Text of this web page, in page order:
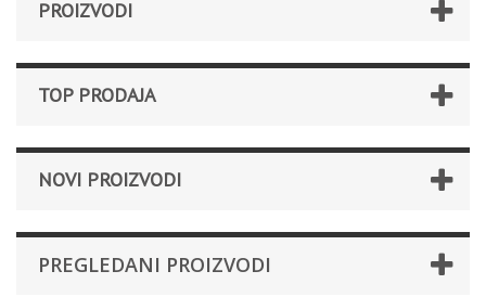
PROIZVODI
TOP PRODAJA
NOVI PROIZVODI
PREGLEDANI PROIZVODI